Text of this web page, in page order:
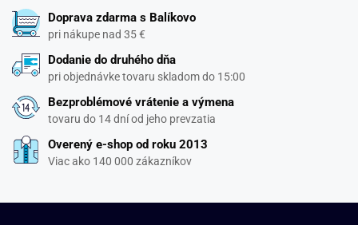
Doprava zdarma s Balíkovo
pri nákupe nad 35 €
Dodanie do druhého dňa
pri objednávke tovaru skladom do 15:00
Bezproblémové vrátenie a výmena
tovaru do 14 dní od jeho prevzatia
Overený e-shop od roku 2013
Viac ako 140 000 zákazníkov